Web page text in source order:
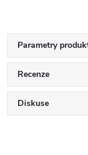
Parametry
Recenze
Diskuse